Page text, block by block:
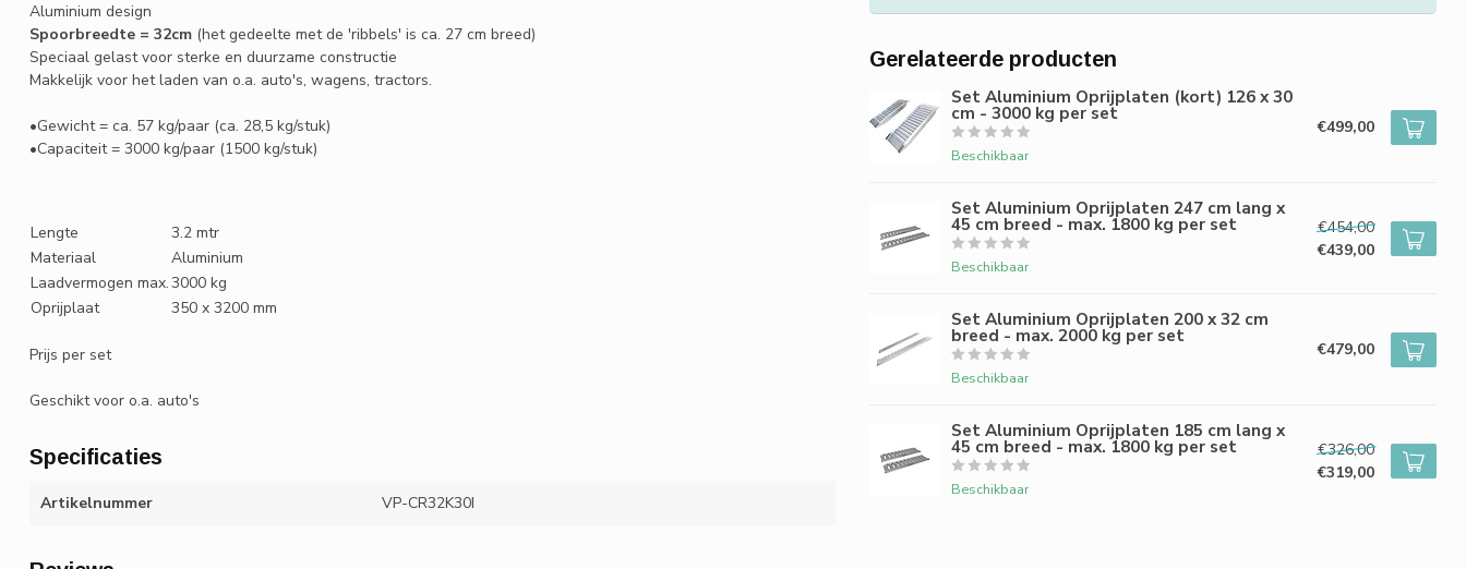
Aluminium design
Spoorbreedte = 32cm (het gedeelte met de 'ribbels' is ca. 27 cm breed)
Speciaal gelast voor sterke en duurzame constructie
Makkelijk voor het laden van o.a. auto's, wagens, tractors.
•Gewicht = ca. 57 kg/paar (ca. 28,5 kg/stuk)
•Capaciteit = 3000 kg/paar (1500 kg/stuk)
Lengte
3.2 mtr
Materiaal
Aluminium
Laadvermogen max.3000 kg
Oprijplaat
350 x 3200 mm
Prijs per set
Geschikt voor o.a. auto's
Specificaties
Artikelnummer VP-CR32K30I
Gerelateerde producten
Set Aluminium Oprijplaten (kort) 126 x 30
cm - 3000 kg per set
Beschikbaar
€499,00
Set Aluminium Oprijplaten 247 cm lang x
45 cm breed - max. 1800 kg per set
Beschikbaar
€454,00
€439,00
Set Aluminium Oprijplaten 200 x 32 cm
breed - max. 2000 kg per set
Beschikbaar
€479,00
Set Aluminium Oprijplaten 185 cm lang x
45 cm breed - max. 1800 kg per set
Beschikbaar
€326,00
€319,00